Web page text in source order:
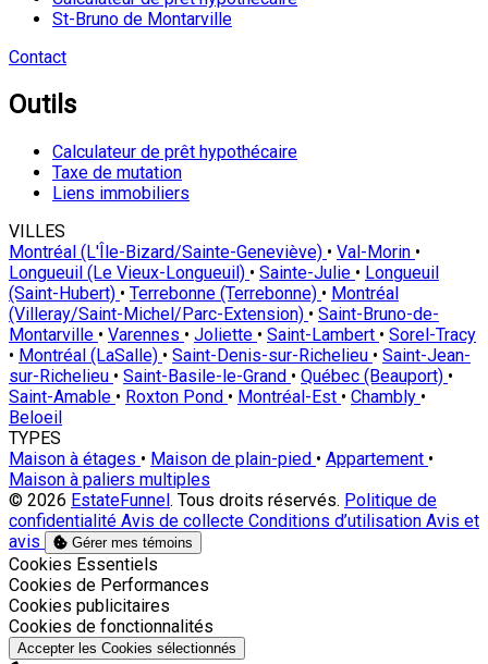
St-Bruno de Montarville
Contact
Outils
Calculateur de prêt hypothécaire
Taxe de mutation
Liens immobiliers
VILLES
Montréal (L'Île-Bizard/Sainte-Geneviève) • Val-Morin •
Longueuil (Le Vieux-Longueuil) • Sainte-Julie • Longueuil
(Saint-Hubert) • Terrebonne (Terrebonne) • Montréal
(Villeray/Saint-Michel/Parc-Extension) • Saint-Bruno-de-
Montarville • Varennes • Joliette • Saint-Lambert • Sorel-Tracy
• Montréal (LaSalle) • Saint-Denis-sur-Richelieu • Saint-Jean-
sur-Richelieu • Saint-Basile-le-Grand • Québec (Beauport) •
Saint-Amable • Roxton Pond • Montréal-Est • Chambly •
Beloeil
TYPES
Maison à étages • Maison de plain-pied • Appartement •
Maison à paliers multiples
© 2026 EstateFunnel. Tous droits réservés. Politique de
confidentialité Avis de collecte Conditions d’utilisation Avis et
avis
Gérer mes témoins
Activer
Cookies Essentiels
Activer
Cookies de Performances
Activer
Cookies publicitaires
Activer
Cookies de fonctionnalités
Accepter les Cookies sélectionnés